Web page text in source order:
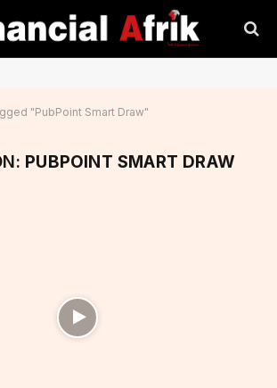
"PubPoint Smart Draw"
PUBPOINT SMART DRAW